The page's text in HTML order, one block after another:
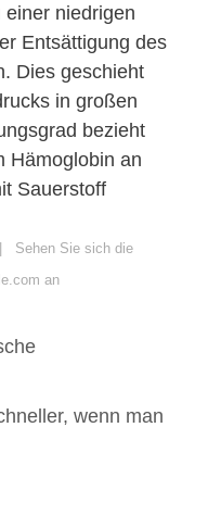
niedrigen
Entsättigung des
Dies geschieht
in großen
bezieht
Hämoglobin an
Sauerstoff
Sehen Sie sich die
an
wenn man